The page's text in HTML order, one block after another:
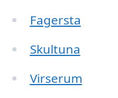
Fagersta
Skultuna
Virserum